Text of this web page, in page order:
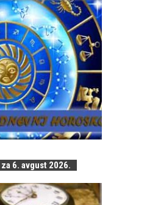
6. avgust 2026.